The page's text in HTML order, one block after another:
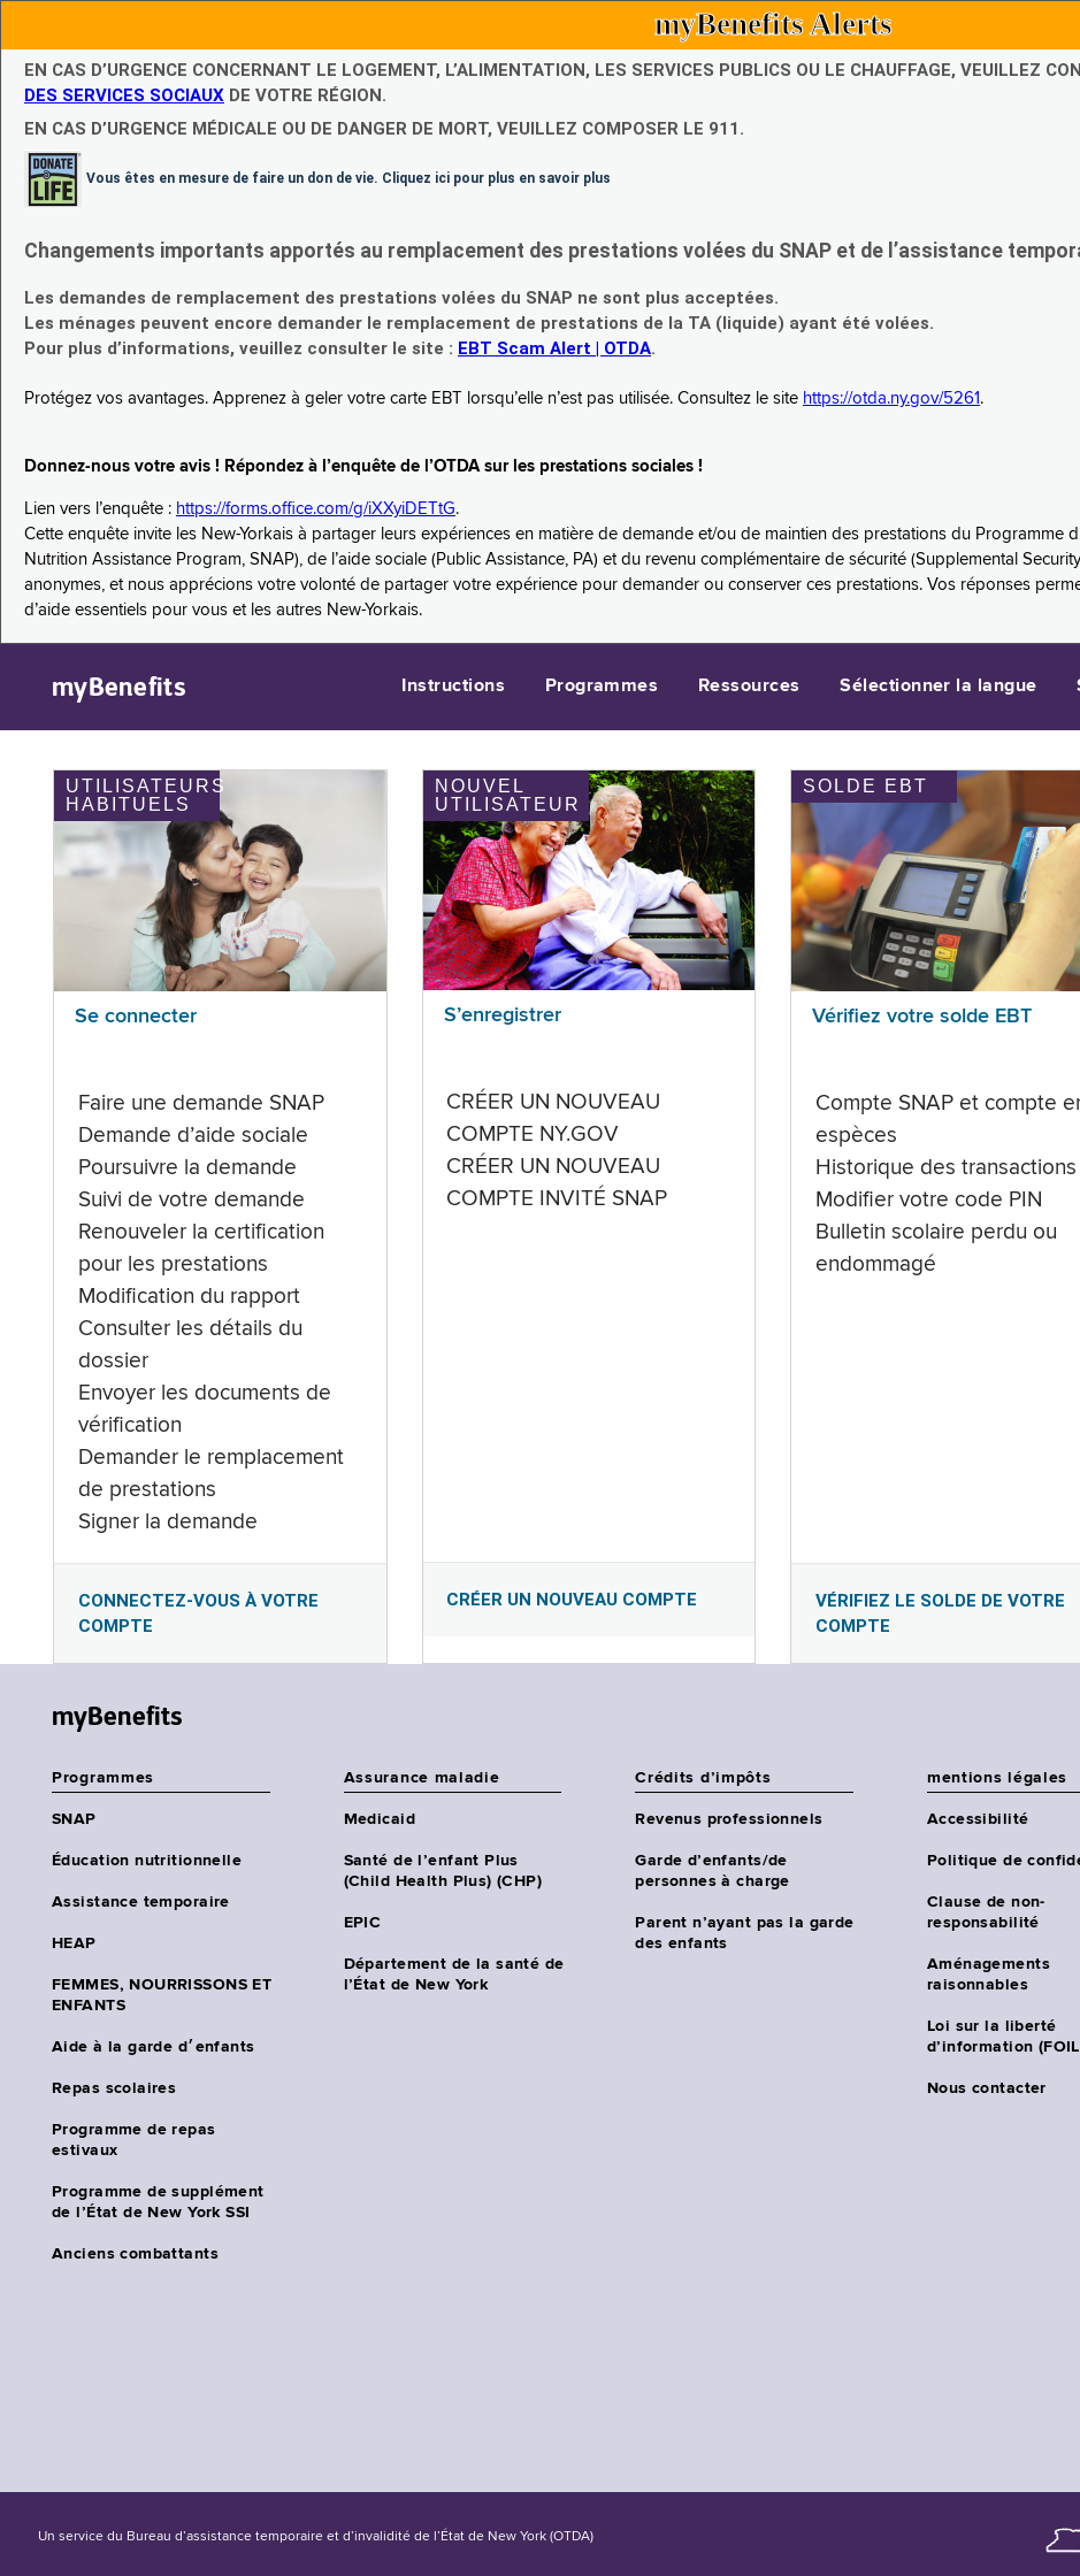
myBenefits Alerts
EN CAS D’URGENCE CONCERNANT LE LOGEMENT, L’ALIMENTATION, LES SERVICES PUBLICS OU LE CHAUFFAGE, VEUILLEZ
DES SERVICES SOCIAUX DE VOTRE RÉGION.
EN CAS D’URGENCE MÉDICALE OU DE DANGER DE MORT, VEUILLEZ COMPOSER LE 911.
Vous êtes en mesure de faire un don de vie. Cliquez ici pour plus en savoir plus
Changements importants apportés au remplacement des prestations volées du SNAP et de l’assistance
Les demandes de remplacement des prestations volées du SNAP ne sont plus acceptées.
Les ménages peuvent encore demander le remplacement de prestations de la TA (liquide) ayant été volées.
Pour plus d’informations, veuillez consulter le site : EBT Scam Alert | OTDA.
Protégez vos avantages. Apprenez à geler votre carte EBT lorsqu’elle n’est pas utilisée. Consultez le site https://otda.ny.gov/5261 .
Donnez-nous votre avis ! Répondez à l’enquête de l’OTDA sur les prestations sociales !
Lien vers l’enquête : https://forms.office.com/g/iXXyiDETtG.
Cette enquête invite les New-Yorkais à partager leurs expériences en matière de demande et/ou de maintien des prestations du Programme
Nutrition Assistance Program, SNAP), de l’aide sociale (Public Assistance, PA) et du revenu complémentaire de sécurité (Supplemental
anonymes, et nous apprécions votre volonté de partager votre expérience pour demander ou conserver ces prestations. Vos réponses
d’aide essentiels pour vous et les autres New-Yorkais.
myBenefits Instructions Programmes Ressources Sélectionner la langue
UTILISATEURS
HABITUELS
Se connecter
Faire une demande SNAP
Demande d’aide sociale
Poursuivre la demande
Suivi de votre demande
Renouveler la certification
pour les prestations
Modification du rapport
Consulter les détails du
dossier
Envoyer les documents de
vérification
Demander le remplacement
de prestations
Signer la demande
CONNECTEZ-VOUS À VOTRE
COMPTE
NOUVEL
UTILISATEUR
S’enregistrer
CRÉER UN NOUVEAU
COMPTE NY.GOV
CRÉER UN NOUVEAU
COMPTE INVITÉ SNAP
CRÉER UN NOUVEAU COMPTE
SOLDE EBT
Vérifiez votre solde EBT
Compte SNAP et compte
espèces
Historique des transactions
Modifier votre code PIN
Bulletin scolaire perdu ou
endommagé
VÉRIFIEZ LE SOLDE DE VOTRE
COMPTE
myBenefits
Programmes
SNAP
Éducation nutritionnelle
Assistance temporaire
HEAP
FEMMES, NOURRISSONS ET
ENFANTS
Aide à la garde d׳enfants
Repas scolaires
Programme de repas
estivaux
Programme de supplément
de l’État de New York SSI
Anciens combattants
Assurance maladie
Medicaid
Santé de l’enfant Plus
(Child Health Plus) (CHP)
EPIC
Département de la santé de
l’État de New York
Crédits d’impôts
Revenus professionnels
Garde d’enfants/de
personnes à charge
Parent n’ayant pas la garde
des enfants
mentions légales
Accessibilité
Politique de
Clause de non-
responsabilité
Aménagements
raisonnables
Loi sur la liberté
d’information
Nous contacter
Un service du Bureau d’assistance temporaire et d’invalidité de l’État de New York (OTDA)